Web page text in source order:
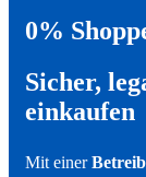
0%
Sicher,
einkaufen
Mit einer